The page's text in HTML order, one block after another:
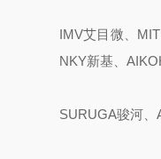
IMV艾目微、
NKY新基、
SURUGA骏河、